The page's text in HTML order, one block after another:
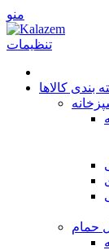
منو
تنظیمات
بندی کالاها
حمام